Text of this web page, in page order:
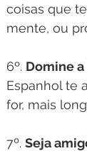
coisas que
mente, ou
6º. Domine
Espanhol te
for, mais
7º. Seja